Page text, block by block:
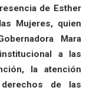
de Esther
Mujeres, quien
Mara
a las
la atención
de las